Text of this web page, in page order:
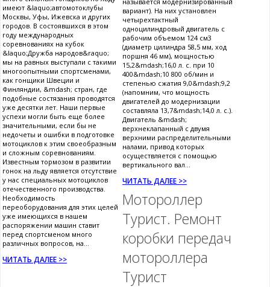
имеют &laquo;автомотоклубы
Москвы, Уфы, Ижевска и других
городов. В состоявшихся в этом
году международных
соревнованиях на кубок
&laquo;Дружба народов&raquo;
мы на равных выступали с такими
многоопытными спортсменами,
как гонщики Швеции и
Финляндии, &mdash; стран, где
подобные состязания проводятся
уже десятки лет. Наши первые
успехи могли быть еще более
значительными, если бы не
недочеты и ошибки в подготовке
мотоциклов к этим своеобразным
и сложным соревнованиям.
Известным тормозом в развитии
гонок на льду является отсутствие
у нас специальных мотоциклов
отечественного производства.
Необходимость
переоборудования для этих целей
уже имеющихся в нашем
распоряжении машин ставит
перед спортсменом много
различных вопросов, на...
ЧИТАТЬ ДАЛЕЕ >>
вариант). На них установлен
четырехтактный
одноцилиндровый двигатель с
рабочим объемом 124 см3
(диаметр цилиндра 58,5 мм, ход
поршня 46 мм), мощностью
15,2&mdash;16,0 л. с. при 10
400&mdash;10 800 об/мин и
степенью сжатия 9,0&mdash;9,2
(напомним, что мощность
двигателей до модернизации
составляла 13,7&mdash;14,0 л. с.).
Двигатель &mdash;
верхнеклапанный с двумя
верхними распределительными
налами, привод которых
осуществляется с помощью
вертикального вал...
ЧИТАТЬ ДАЛЕЕ >>
Мотороллер
Турист. Ремонт
коробки передач
мотороллера
Турист